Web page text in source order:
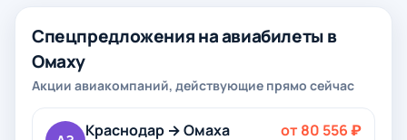
Спецпредложения на авиабилеты в
Омаху
Акции авиакомпаний, действующие прямо сейчас
Краснодар → Омаха от 80 556 ₽